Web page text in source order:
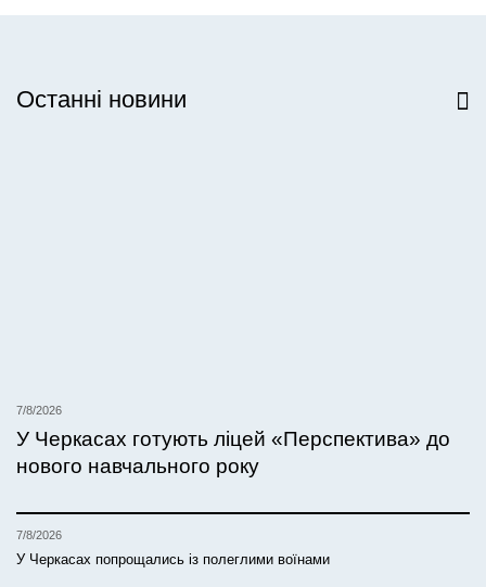
Останні новини
7/8/2026
У Черкасах готують ліцей «Перспектива» до
нового навчального року
7/8/2026
У Черкасах попрощались із полеглими воїнами